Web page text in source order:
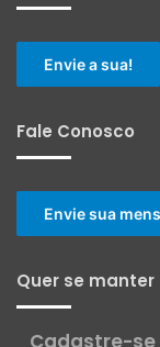
Envie a sua!
Fale Conosco
Envie sua
Quer se
Cadastre-se